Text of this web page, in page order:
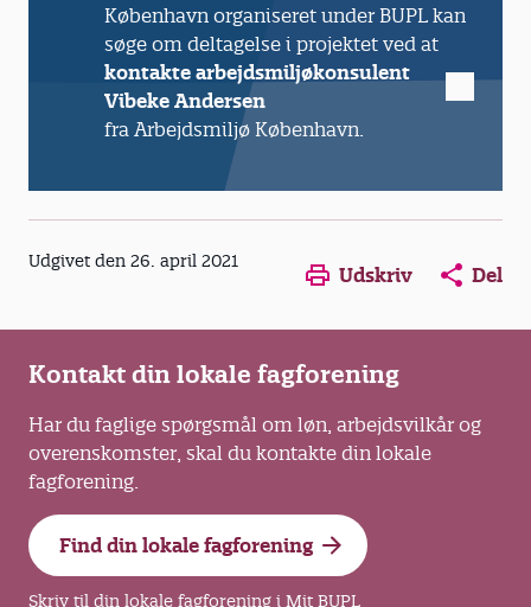
København organiseret under BUPL kan
søge om deltagelse i projektet ved at
kontakte arbejdsmiljøkonsulent
Vibeke Andersen
fra Arbejdsmiljø København.
Udgivet den 26. april 2021 Opens in a new window
Opens in a new
Opens in
Udskriv Del
Kontakt din lokale fagforening
Har du faglige spørgsmål om løn, arbejdsvilkår og
overenskomster, skal du kontakte din lokale
fagforening.
Find din lokale fagforening
Skriv til din lokale fagforening i Mit BUPL